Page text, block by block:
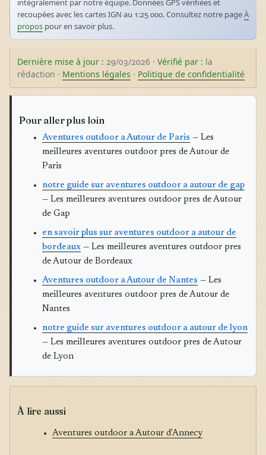
intégralement par notre équipe. Données GPS vérifiées et
recoupées avec les cartes IGN au 1:25 000. Consultez notre pageÀ
propos pour en savoir plus.
Dernière mise à jour : 29/03/2026 · Vérifié par : la
rédaction · Mentions légales · Politique de confidentialité
Pour aller plus loin
Aventures outdoor a Autour de Paris — Les
meilleures aventures outdoor pres de Autour de
Paris
notre guide sur aventures outdoor a autour de gap
— Les meilleures aventures outdoor pres de Autour
de Gap
en savoir plus sur aventures outdoor a autour de
bordeaux — Les meilleures aventures outdoor pres
de Autour de Bordeaux
Aventures outdoor a Autour de Nantes — Les
meilleures aventures outdoor pres de Autour de
Nantes
notre guide sur aventures outdoor a autour de lyon
— Les meilleures aventures outdoor pres de Autour
de Lyon
À lire aussi
Aventures outdoor a Autour d'Annecy